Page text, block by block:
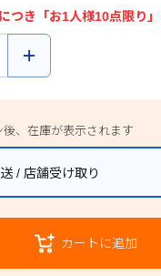
つき「お1人様10点限り」
後、在庫が表示されます
/ 店舗受け取り
カートに追加